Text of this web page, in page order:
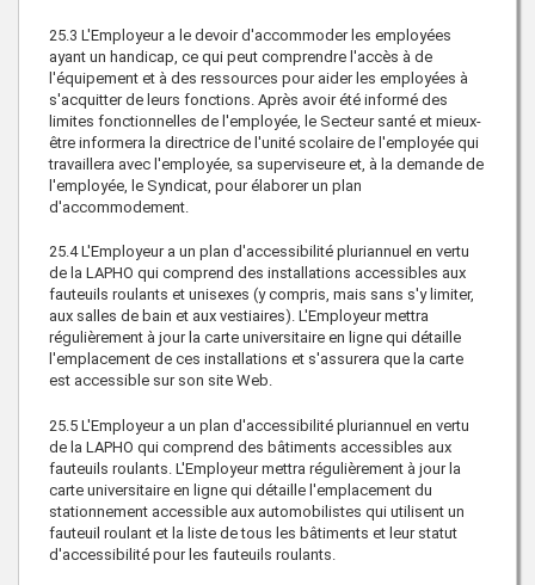
25.3 L'Employeur a le devoir d'accommoder les employées
ayant un handicap, ce qui peut comprendre l'accès à de
l'équipement et à des ressources pour aider les employées à
s'acquitter de leurs fonctions. Après avoir été informé des
limites fonctionnelles de l'employée, le Secteur santé et mieux-
être informera la directrice de l'unité scolaire de l'employée qui
travaillera avec l'employée, sa superviseure et, à la demande de
l'employée, le Syndicat, pour élaborer un plan
d'accommodement.
25.4L'Employeur a un plan d'accessibilité pluriannuel en vertu
de la LAPHO qui comprend des installations accessibles aux
fauteuils roulants et unisexes (y compris, mais sans s'y limiter,
aux salles de bain et aux vestiaires). L'Employeur mettra
régulièrement à jour la carte universitaire en ligne qui détaille
l'emplacement de ces installations et s'assurera que la carte
est accessible sur son site Web.
25.5 L'Employeur a un plan d'accessibilité pluriannuel en vertu
de la LAPHO qui comprend des bâtiments accessibles aux
fauteuils roulants. L'Employeur mettra régulièrement à jour la
carte universitaire en ligne qui détaille l'emplacement du
stationnement accessible aux automobilistes qui utilisent un
fauteuil roulant et la liste de tous les bâtiments et leur statut
d'accessibilité pour les fauteuils roulants.